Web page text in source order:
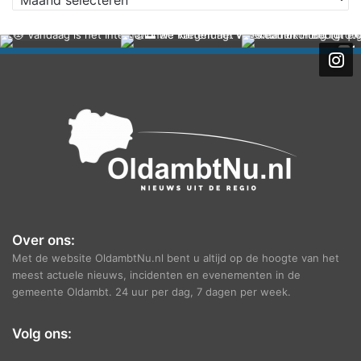
r
h
Over ons:
Met de website OldambtNu.nl bent u altijd op de hoogte van het
meest actuele nieuws, incidenten en evenementen in de
gemeente Oldambt. 24 uur per dag, 7 dagen per week.
Volg ons: